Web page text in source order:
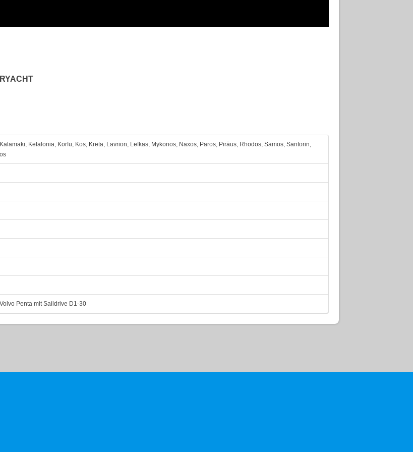
Kefalonia, Korfu, Kos, Kreta, Lavrion, Lefkas, Mykonos, Naxos, Paros, Piräus, Rhodos, Samos, Santorin,
Penta mit Saildrive D1-30